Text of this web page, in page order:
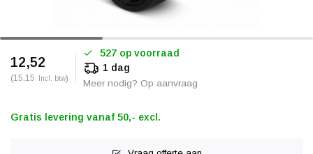
12,52
(15,15 Incl. btw)
527 op voorraad
1 dag
Meer nodig? Op aanvraag
Gratis levering vanaf 50,- excl.